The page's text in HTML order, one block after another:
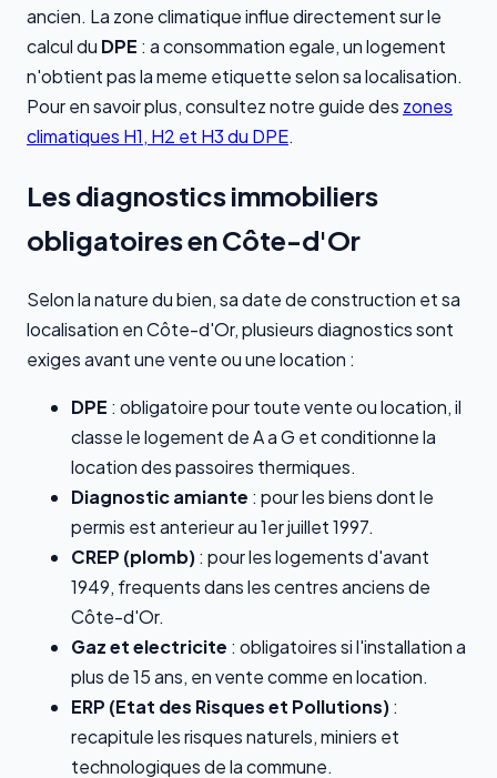
ancien. La zone climatique influe directement sur le
calcul du DPE : a consommation egale, un logement
n'obtient pas la meme etiquette selon sa localisation.
Pour en savoir plus, consultez notre guide des zones
climatiques H1, H2 et H3 du DPE.
Les diagnostics immobiliers
obligatoires en Côte-d'Or
Selon la nature du bien, sa date de construction et sa
localisation en Côte-d'Or, plusieurs diagnostics sont
exiges avant une vente ou une location :
DPE : obligatoire pour toute vente ou location, il
classe le logement de A a G et conditionne la
location des passoires thermiques.
Diagnostic amiante : pour les biens dont le
permis est anterieur au 1er juillet 1997.
CREP (plomb): pour les logements d'avant
1949, frequents dans les centres anciens de
Côte-d'Or.
Gaz et electricite : obligatoires si l'installation a
plus de 15 ans, en vente comme en location.
ERP (Etat des Risques et Pollutions):
recapitule les risques naturels, miniers et
technologiques de la commune.